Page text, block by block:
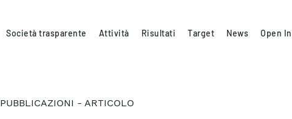
Società trasparente Attività Risultati Target News Open
PUBBLICAZIONI - ARTICOLO